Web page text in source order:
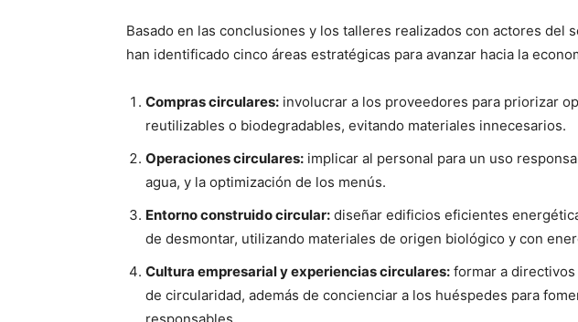
Basado en las conclusiones y los talleres realizados con actores del
han identificado cinco áreas estratégicas para avanzar hacia la
Compras circulares: involucrar a los proveedores para priorizar
reutilizables o biodegradables, evitando materiales innecesarios.
Operaciones circulares: implicar al personal para un uso
agua, y la optimización de los menús.
Entorno construido circular: diseñar edificios eficientes
de desmontar, utilizando materiales de origen biológico y con
Cultura empresarial y experiencias circulares: formar a
de circularidad, además de concienciar a los huéspedes para